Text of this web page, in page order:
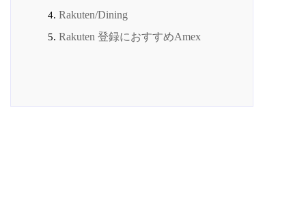
Rakuten/Dining
Rakuten 登録におすすめAmex